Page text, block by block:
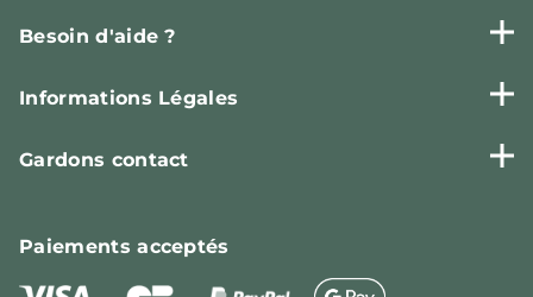
Besoin d'aide ?
Informations Légales
Gardons contact
Paiementsacceptés